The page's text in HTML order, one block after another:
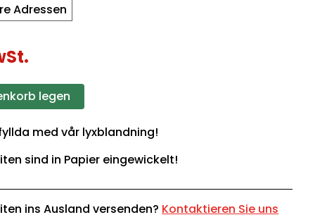
Adressen
legen
med vår lyxblandning!
sind in Papier eingewickelt!
ins Ausland versenden? Kontaktieren Sie uns